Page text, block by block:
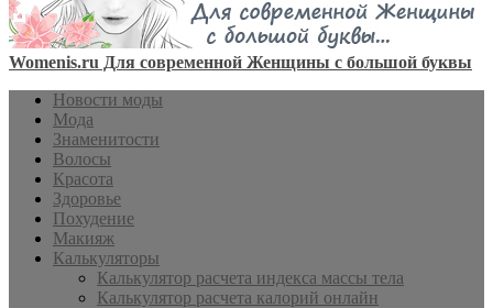
Womenis.ru Для современной Женщины с большой буквы
Новости моды
Мода
Знаменитости
Волосы
Красота
Здоровье
Похудение
Макияж
Калькуляторы
Калькулятор расчета индекса массы тела
Калькулятор расчета калорий онлайн